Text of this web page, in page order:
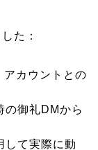
た：
アカウントとの
の御礼DMから
して実際に動